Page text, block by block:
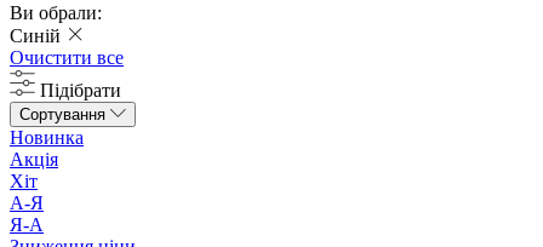
Ви обрали:
Синій
Очистити все
Підібрати
Сортування
Новинка
Акція
Хіт
А-Я
Я-А